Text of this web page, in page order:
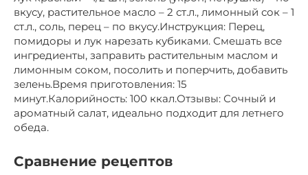
вкусу, растительное масло – 2 ст.л., лимонный сок – 1
ст.л., соль, перец – по вкусу.Инструкция: Перец,
помидоры и лук нарезать кубиками. Смешать все
ингредиенты, заправить растительным маслом и
лимонным соком, посолить и поперчить, добавить
зелень.Время приготовления: 15
минут.Калорийность: 100 ккал.Отзывы: Сочный и
ароматный салат, идеально подходит для летнего
обеда.
Сравнение рецептов